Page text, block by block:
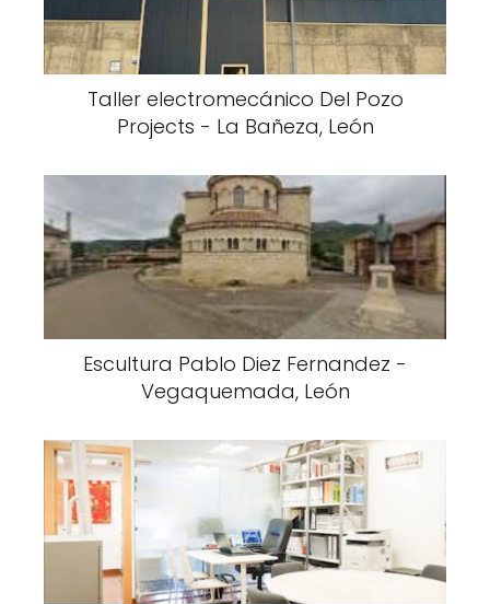
Taller electromecánico Del Pozo
Projects - La Bañeza, León
Escultura Pablo Diez Fernandez -
Vegaquemada, León